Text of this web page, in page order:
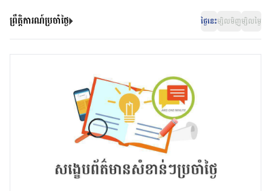
ព្រឹត្តិការណ៍ប្រចាំថ្ងៃ ថ្ងៃនេះម្សិលមិញម្សិលម្ងៃ